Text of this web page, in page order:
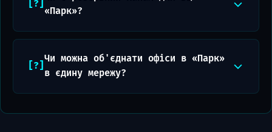
«Парк»?
Чи можна об'єднати офіси в «Парк»
в єдину мережу?